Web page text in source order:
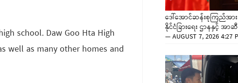
school. Daw Goo Hta High
well as many other homes and
ဒေါ်အောင်ဆန်းစုကြည်အာ
နိုင်ငံခြားရေး ဌာနနှင့် အ
—AUGUST 7, 2026 4:27